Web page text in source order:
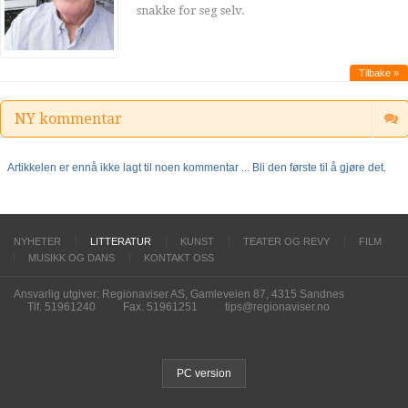
snakke for seg selv.
Tilbake »
NY kommentar
Artikkelen er ennå ikke lagt til noen kommentar ... Bli den første til å gjøre det.
NYHETER LITTERATUR KUNST TEATER OG REVY
FILM
MUSIKK OG DANS
KONTAKT OSS
Ansvarlig utgiver: Regionaviser AS, Gamleveien 87, 4315 Sandnes
Tlf. 51961240
Fax. 51961251 tips@regionaviser.no
PC version